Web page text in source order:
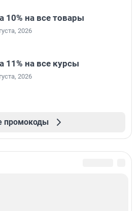
10% на все товары
2026
11% на все курсы
2026
промокоды